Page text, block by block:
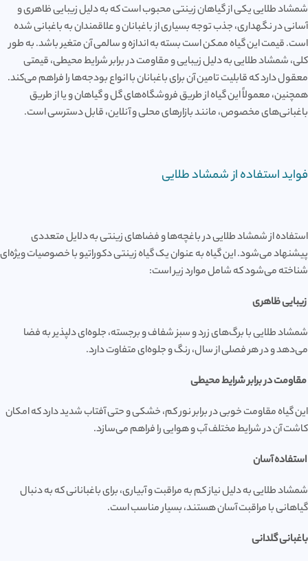
شمشاد طلایی یکی از گیاهان زینتی محبوب است که به دلیل زیبایی ظاهری و
آسانی در نگهداری، جذب توجه بسیاری از باغبانان و علاقمندان به باغبانی شده
است. قیمت این گیاه ممکن است بسته به اندازه و سالمی آن متغیر باشد. به طور
کلی، شمشاد طلایی به دلیل زیبایی و مقاومت در برابر شرایط محیطی، قیمتی
معقول دارد که قابلیت تامین آن برای باغبانان با انواع بودجه‌ها را فراهم می‌کند.
همچنین، معمولاً این گیاه از طریق فروشگاه‌های گل و گیاهان و یا از طریق
باغبانی‌های مخصوص، مانند بازارهای محلی و آنلاین، قابل دسترسی است.
فواید استفاده از شمشاد طلایی
استفاده از شمشاد طلایی در باغچه‌ها و فضاهای زینتی به دلایل متعددی
پیشنهاد می‌شود. این گیاه به عنوان یک گیاه زینتی دکوراتیو با خصوصیات ویژه‌ای
شناخته می‌شود که شامل موارد زیر است:
زیبایی ظاهری
شمشاد طلایی با برگ‌های زرد و سبز شفاف و برجسته، جلوه‌ای دلپذیر به فضا
می‌دهد و در هر فصلی از سال، رنگ و جلوه‌ای متفاوت دارد.
مقاومت در برابر شرایط محیطی
این گیاه مقاومت خوبی در برابر نور کم، خشکی و حتی آفتاب شدید دارد که امکان
کاشت آن در شرایط مختلف آب و هوایی را فراهم می‌سازد.
استفاده آسان
شمشاد طلایی به دلیل نیاز کم به مراقبت و آبیاری، برای باغبانانی که به دنبال
گیاهانی با مراقبت آسان هستند، بسیار مناسب است.
باغبانی گلدانی